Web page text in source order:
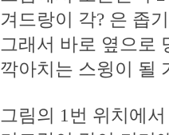
겨드랑이 각? 은 좁
그래서 바로 옆으로
깍아치는 스윙이 될
그림의 1번 위치에